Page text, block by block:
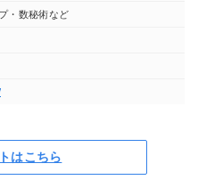
・数秘術など
はこちら